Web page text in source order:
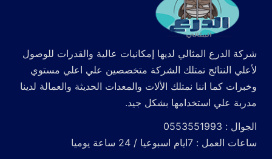
شركة الدرع المثالي لديها إمكانيات عالية والقدرات للوصول
لأعلي النتائج تمتلك الشركة متخصصين علي اعلي مستوي
وخبرات كما اننا نمتلك الألات والمعدات الحديثة والعمالة لدينا
مدربة علي استخدامها بشكل جيد.
الجوال : 0553551993
ساعات العمل : 7ايام اسبوعيا / 24 ساعة يوميا